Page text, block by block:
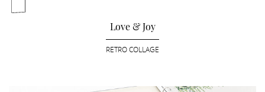
Love & Joy
RETRO COLLAGE